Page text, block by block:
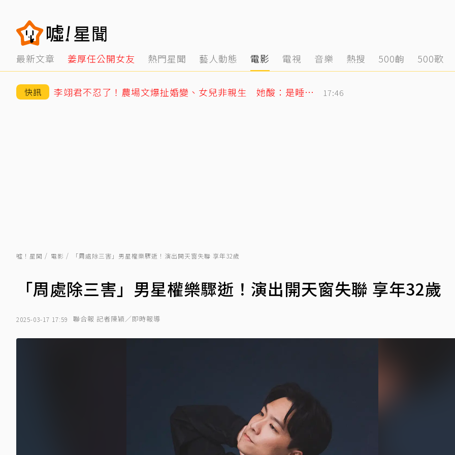
最新文章 姜厚任公開女友 熱門星聞 藝人動態 電影 電視 音樂 熱搜 500齣 500歌
快訊 李翊君不忍了！農場文爆扯婚變、女兒非親生 她酸：是睡我床底下？ 17:46
噓！星聞 電影 「周處除三害」男星權樂驟逝！演出開天窗失聯 享年32歲
「周處除三害」男星權樂驟逝！演出開天窗失聯 享年32
2025-03-17 17:59 聯合報 記者陳穎／即時報導